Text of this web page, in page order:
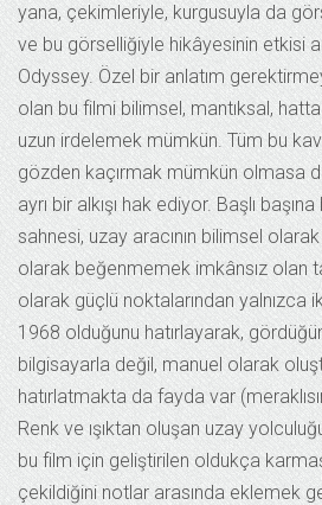
yana, çekimleriyle, kurgusuyla da
ve bu görselliğiyle hikâyesinin etkisi
Odyssey. Özel bir anlatım
olan bu filmi bilimsel, mantıksal,
uzun irdelemek mümkün. Tüm bu
gözden kaçırmak mümkün olmasa
ayrı bir alkışı hak ediyor. Başlı
sahnesi, uzay aracının bilimsel
olarak beğenmemek imkânsız olan
olarak güçlü noktalarından yalnızca iki
1968 olduğunu hatırlayarak,
bilgisayarla değil, manuel olarak
hatırlatmakta da fayda var
Renk ve ışıktan oluşan uzay
bu film için geliştirilen oldukça
çekildiğini notlar arasında eklemek